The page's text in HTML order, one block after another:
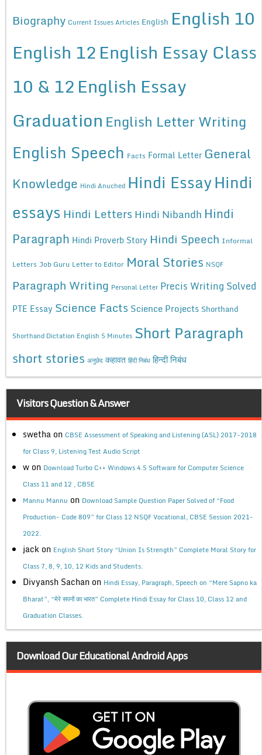
Biography Current Issues Articles English English 10
English 12English Essay Class
10 & 12English Essay
Graduation English Letter Writing
English Speech Facts Formal Letter General
Knowledge Hindi Anuched Hindi EssayHindi
essays Hindi Letters Hindi Nibandh Hindi
Paragraph Hindi Proverb Story Hindi Speech Informal
Letters Job Guru Letter to Editor Moral Stories NSQF
Paragraph Writing Personal Letter Precis Writing Solved
PTE Essay Science Facts Science Projects Shorthand
Shorthand Dictation English 5 Minutes Short Paragraph
short stories अनुछेद कहावत हिंदी निबंध हिन्दी निबंध
Visitors Question & Answer
swetha on CBSE Assessment of Speaking and Listening (ASL) 2017-2018
for Class 9, Listening Test Audio Script
w on Download Turbo C++ Windows 4.5 Software for Computer Science
Class 11 and 12 , CBSE
Mannu Mannu on Download Sample Question Paper Solved of “Food
Production- Code 809” for Class 12 NSQF Vocational, CBSE Session 2021-
2022.
jack on English Short Story “Union Is Strength” Complete Moral Story for
Class 7, 8, 9, 10, 12 Kids and Students.
Divyansh Sachan on Hindi Essay, Paragraph, Speech on “Mere Sapno ka
Bharat”, “मेरे सपनों का भारत” Complete Hindi Essay for Class 10, Class 12 and
Graduation Classes.
Download Our Educational Android Apps